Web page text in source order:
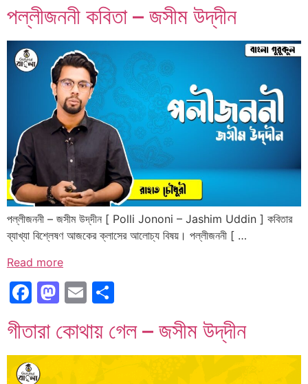
পল্লীজননী কবিতা – জসীম উদ্‌দীন
পল্লীজননী – জসীম উদ্‌দীন [ Polli Jononi – Jashim Uddin ] কবিতার
ব্যাখ্যা বিশ্লেষণ আজকের ক্লাসের আলোচ্য বিষয়। পল্লীজননী [ …
Read more
Facebook
Mastodon
Email
গীতারা কোথায় গেল – জসীম উদ্‌দীন